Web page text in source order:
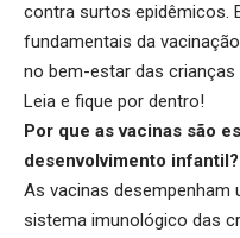
contra surtos epidêmicos.
fundamentais da
no bem-estar das
Leia e fique por dentro!
Por que as vacinas são
desenvolvimento infantil?
As vacinas desempenham
sistema imunológico das